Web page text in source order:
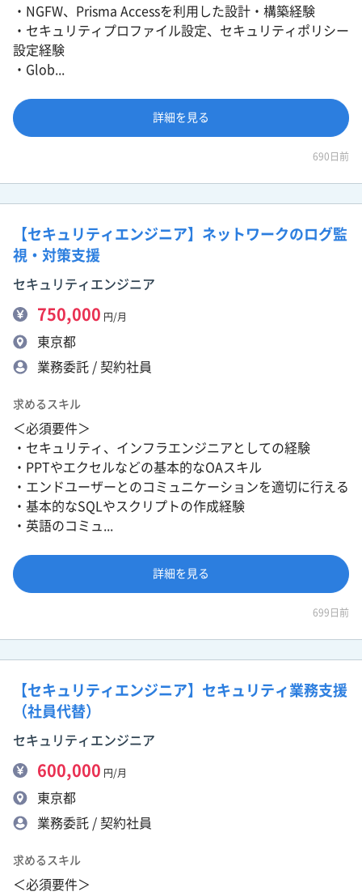
・NGFW、Prisma Accessを利用した設計・構築経験
・セキュリティプロファイル設定、セキュリティポリシー
設定経験
・Glob...
詳細を見る
690日前
【セキュリティエンジニア】ネットワークのログ監
視・対策支援
セキュリティエンジニア
750,000 円/月
東京都
業務委託 / 契約社員
求めるスキル
＜必須要件＞
・セキュリティ、インフラエンジニアとしての経験
・PPTやエクセルなどの基本的なOAスキル
・エンドユーザーとのコミュニケーションを適切に行える
・基本的なSQLやスクリプトの作成経験
・英語のコミュ...
詳細を見る
699日前
【セキュリティエンジニア】セキュリティ業務支援
（社員代替）
セキュリティエンジニア
600,000 円/月
東京都
業務委託 / 契約社員
求めるスキル
＜必須要件＞